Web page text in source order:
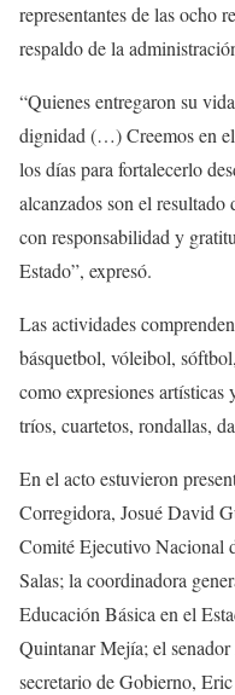
representantes de las ocho
respaldo de la
“Quienes entregaron su
dignidad (…) Creemos en
los días para fortalecerlo
alcanzados son el
con responsabilidad y
Estado”, expresó.
Las actividades
básquetbol, vóleibol,
como expresiones
tríos, cuartetos, rondallas,
En el acto estuvieron
Corregidora, Josué David
Comité Ejecutivo Nacional
Salas; la coordinadora
Educación Básica en el
Quintanar Mejía; el
secretario de Gobierno,